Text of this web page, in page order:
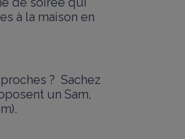
à la maison en
? Sachez
un Sam,